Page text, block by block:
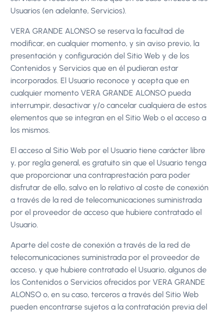
Usuarios (en adelante, Servicios).
VERA GRANDE ALONSO se reserva la facultad de
modificar, en cualquier momento, y sin aviso previo, la
presentación y configuración del Sitio Web y de los
Contenidos y Servicios que en él pudieran estar
incorporados. El Usuario reconoce y acepta que en
cualquier momento VERA GRANDE ALONSO pueda
interrumpir, desactivar y/o cancelar cualquiera de estos
elementos que se integran en el Sitio Web o el acceso a
los mismos.
El acceso al Sitio Web por el Usuario tiene carácter libre
y, por regla general, es gratuito sin que el Usuario tenga
que proporcionar una contraprestación para poder
disfrutar de ello, salvo en lo relativo al coste de conexión
a través de la red de telecomunicaciones suministrada
por el proveedor de acceso que hubiere contratado el
Usuario.
Aparte del coste de conexión a través de la red de
telecomunicaciones suministrada por el proveedor de
acceso, y que hubiere contratado el Usuario, algunos de
los Contenidos o Servicios ofrecidos por VERA GRANDE
ALONSO o, en su caso, terceros a través del Sitio Web
pueden encontrarse sujetos a la contratación previa del